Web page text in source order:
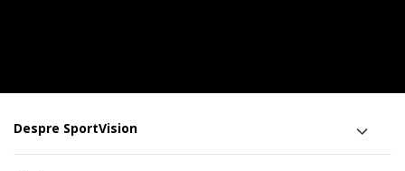
Despre SportVision